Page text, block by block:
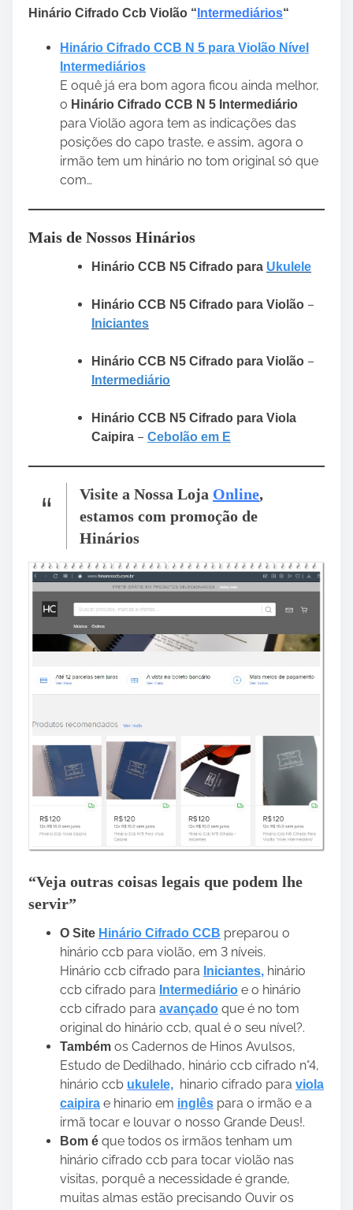
Hinário Cifrado Ccb Violão “ Intermediários“
Hinário Cifrado CCB N 5 para Violão Nível
Intermediários
E oquê já era bom agora ficou ainda melhor,
o Hinário Cifrado CCB N 5 Intermediário
para Violão agora tem as indicações das
posições do capo traste, e assim, agora o
irmão tem um hinário no tom original só que
com…
Mais de Nossos Hinários
Hinário CCB N5 Cifrado para Ukulele
Hinário CCB N5 Cifrado para Violão –
Iniciantes
Hinário CCB N5 Cifrado para Violão –
Intermediário
Hinário CCB N5 Cifrado para Viola
Caipira – Cebolão em E
Visite a Nossa Loja Online,
estamos com promoção de
Hinários
“Veja outras coisas legais que podem lhe
servir”
O Site Hinário Cifrado CCB preparou o
hinário ccb para violão, em 3 níveis.
Hinário ccb cifrado para Iniciantes, hinário
ccb cifrado para Intermediário e o hinário
ccb cifrado para avançado que é no tom
original do hinário ccb, qual é o seu nível?.
Também os Cadernos de Hinos Avulsos,
Estudo de Dedilhado, hinário ccb cifrado n°4,
hinário ccb ukulele, hinario cifrado para viola
caipira e hinario em inglês para o irmão e a
irmã tocar e louvar o nosso Grande Deus!.
Bom é que todos os irmãos tenham um
hinário cifrado ccb para tocar violão nas
visitas, porquê a necessidade é grande,
muitas almas estão precisando Ouvir os